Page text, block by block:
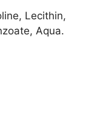
Lecithin,
Aqua.